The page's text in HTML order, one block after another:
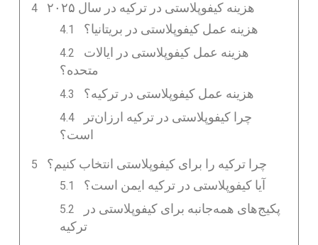
هزینه کیفوپلاستی در ترکیه در سال ۲۰۲۵
هزینه عمل کیفوپلاستی در بریتانیا؟
هزینه عمل کیفوپلاستی در ایالات
متحده؟
هزینه عمل کیفوپلاستی در ترکیه؟
چرا کیفوپلاستی در ترکیه ارزان‌تر
است؟
چرا ترکیه را برای کیفوپلاستی انتخاب کنیم؟
آیا کیفوپلاستی در ترکیه ایمن است؟
پکیج‌های همه‌جانبه برای کیفوپلاستی در
ترکیه